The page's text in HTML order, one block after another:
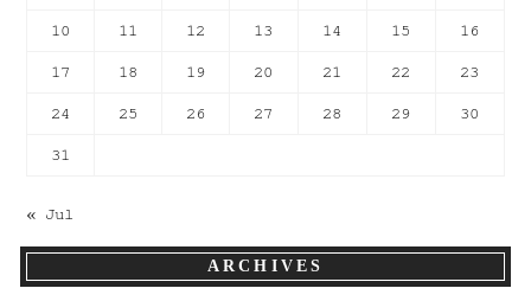
10 11 12 13 14 15 16
17 18 19 20 21 22 23
24 25 26 27 28 29 30
31
« Jul
ARCHIVES